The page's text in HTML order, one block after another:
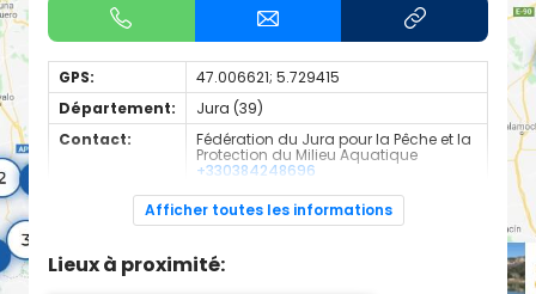
GPS:
47.006621; 5.729415
Département:
Jura (39)
Contact:
Fédération du Jura pour la Pêche et la
Protection du Milieu Aquatique
+330384248696
Espèces de
Truite Fario
catégorie piscicole à cet emplacement.
Afficher toutes les informations
Lieux à proximité: